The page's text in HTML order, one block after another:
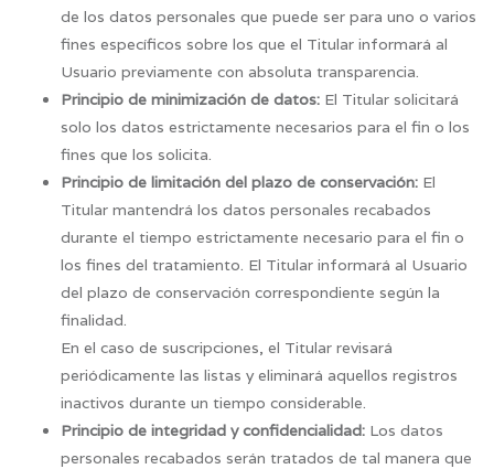
de los datos personales que puede ser para uno o varios
fines específicos sobre los que el Titular informará al
Usuario previamente con absoluta transparencia.
Principio de minimización de datos: El Titular solicitará
solo los datos estrictamente necesarios para el fin o los
fines que los solicita.
Principio de limitación del plazo de conservación: El
Titular mantendrá los datos personales recabados
durante el tiempo estrictamente necesario para el fin o
los fines del tratamiento. El Titular informará al Usuario
del plazo de conservación correspondiente según la
finalidad.
En el caso de suscripciones, el Titular revisará
periódicamente las listas y eliminará aquellos registros
inactivos durante un tiempo considerable.
Principio de integridad y confidencialidad: Los datos
personales recabados serán tratados de tal manera que